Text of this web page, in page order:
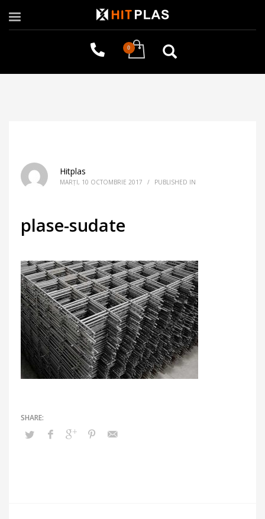
Hitplas
MARȚI, 10 OCTOMBRIE 2017 / PUBLISHED IN
plase-sudate